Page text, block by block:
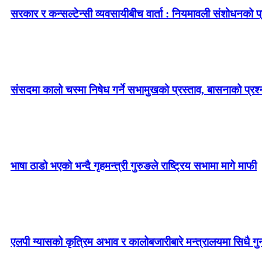
सरकार र कन्सल्टेन्सी व्यवसायीबीच वार्ता : नियमावली
संसदमा कालो चस्मा निषेध गर्ने सभामुखको प्रस्ताव, बासनाको
भाषा ठाडो भएको भन्दै गृहमन्त्री गुरुङले राष्ट्रिय सभामा मागे माफी
एलपी ग्यासको कृत्रिम अभाव र कालोबजारीबारे मन्त्रालयमा सिधै